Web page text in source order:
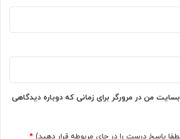
من در مرورگر برای زمانی که دوباره دیدگاهی
پاسخ درست را در جای مربوطه قرار دهید) *